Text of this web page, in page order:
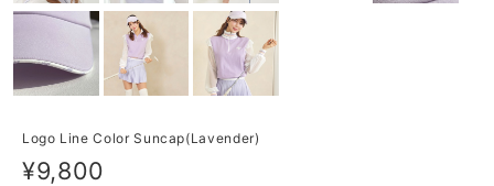
Logo Line Color Suncap(Lavender)
¥9,800